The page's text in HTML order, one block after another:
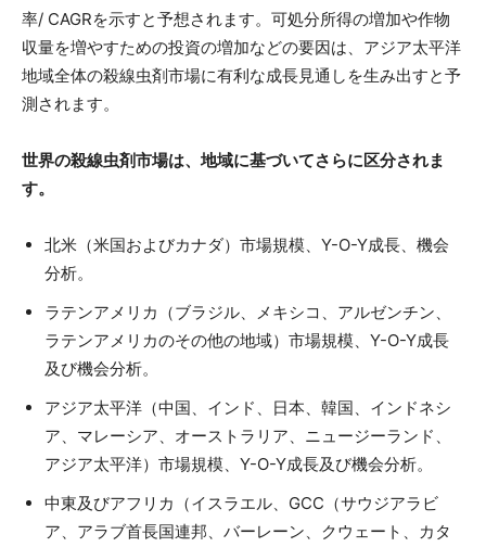
率/ CAGRを示すと予想されます。可処分所得の増加や作物
収量を増やすための投資の増加などの要因は、アジア太平洋
地域全体の殺線虫剤市場に有利な成長見通しを生み出すと予
測されます。
世界の殺線虫剤市場は、地域に基づいてさらに区分されま
す。
北米（米国およびカナダ）市場規模、Y-O-Y成長、機会
分析。
ラテンアメリカ（ブラジル、メキシコ、アルゼンチン、
ラテンアメリカのその他の地域）市場規模、Y-O-Y成長
及び機会分析。
アジア太平洋（中国、インド、日本、韓国、インドネシ
ア、マレーシア、オーストラリア、ニュージーランド、
アジア太平洋）市場規模、Y-O-Y成長及び機会分析。
中東及びアフリカ（イスラエル、GCC（サウジアラビ
ア、アラブ首長国連邦、バーレーン、クウェート、カタ